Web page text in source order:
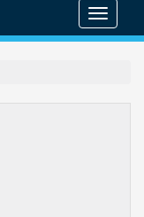
menu